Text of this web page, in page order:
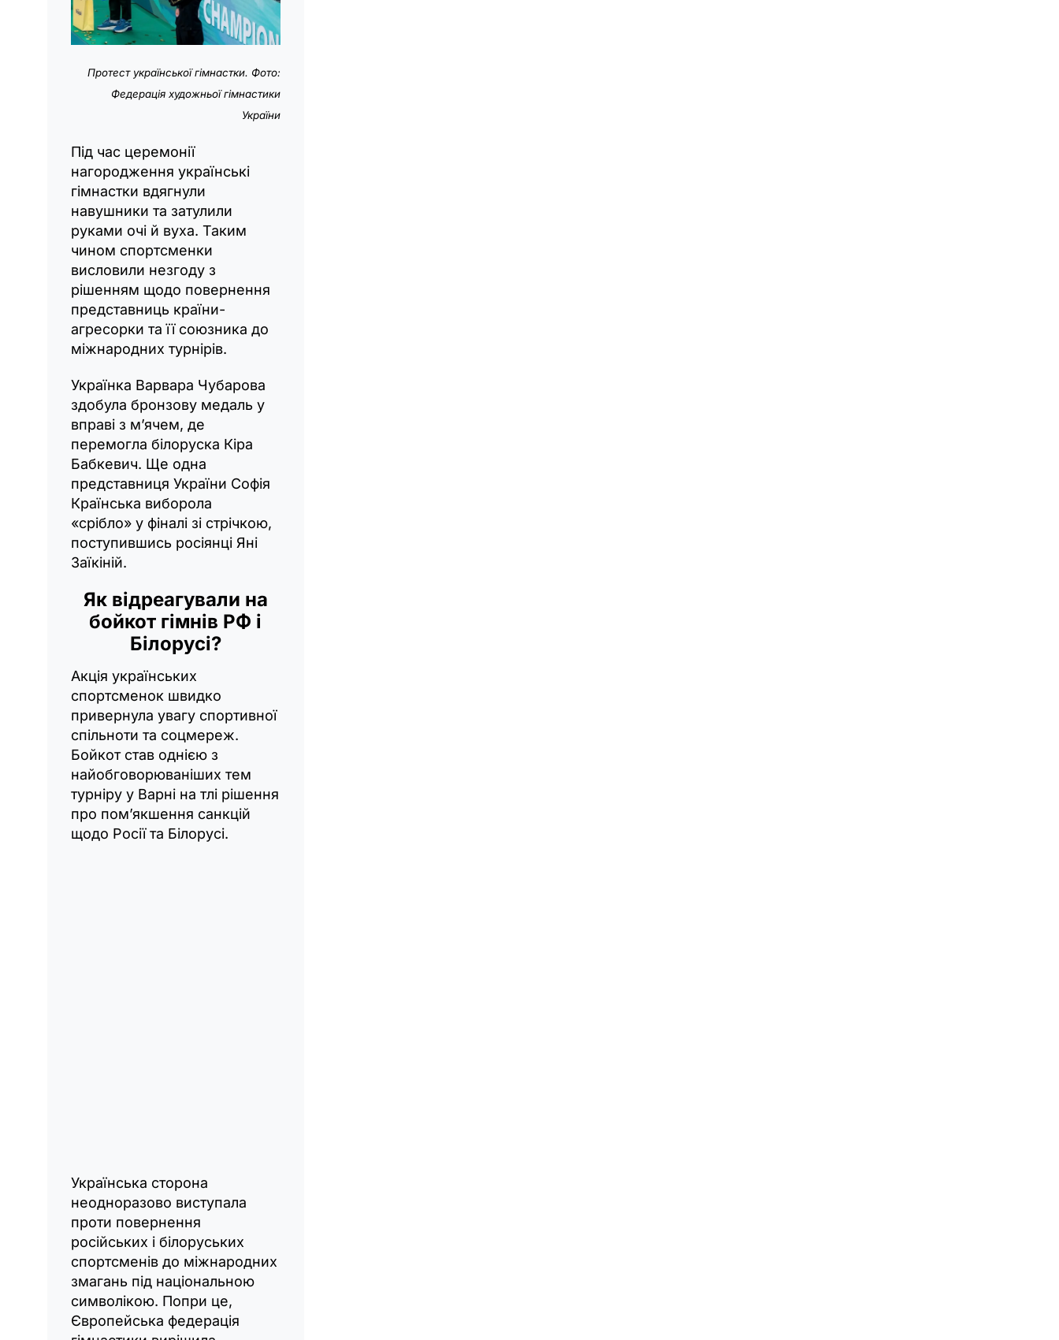
Протест української гімнастки. Фото:
Федерація художньої гімнастики
України
Під час церемонії
нагородження українські
гімнастки вдягнули
навушники та затулили
руками очі й вуха. Таким
чином спортсменки
висловили незгоду з
рішенням щодо повернення
представниць країни-
агресорки та її союзника до
міжнародних турнірів.
Українка Варвара Чубарова
здобула бронзову медаль у
вправі з м’ячем, де
перемогла білоруска Кіра
Бабкевич. Ще одна
представниця України Софія
Країнська виборола
«срібло» у фіналі зі стрічкою,
поступившись росіянці Яні
Заїкіній.
Як відреагували на
бойкот гімнів РФ і
Білорусі?
Акція українських
спортсменок швидко
привернула увагу спортивної
спільноти та соцмереж.
Бойкот став однією з
найобговорюваніших тем
турніру у Варні на тлі рішення
про пом’якшення санкцій
щодо Росії та Білорусі.
Українська сторона
неодноразово виступала
проти повернення
російських і білоруських
спортсменів до міжнародних
змагань під національною
символікою. Попри це,
Європейська федерація